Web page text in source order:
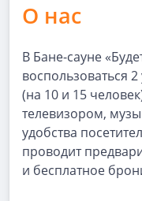
О нас
В Бане-сауне
воспользоваться
(на 10 и 15
телевизором,
удобства
проводит
и бесплатное